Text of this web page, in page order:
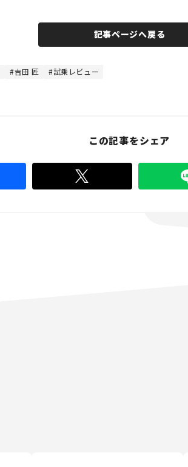
0
0
記事ページへ戻る
吉田 匠 試乗レビュー
この記事をシェア